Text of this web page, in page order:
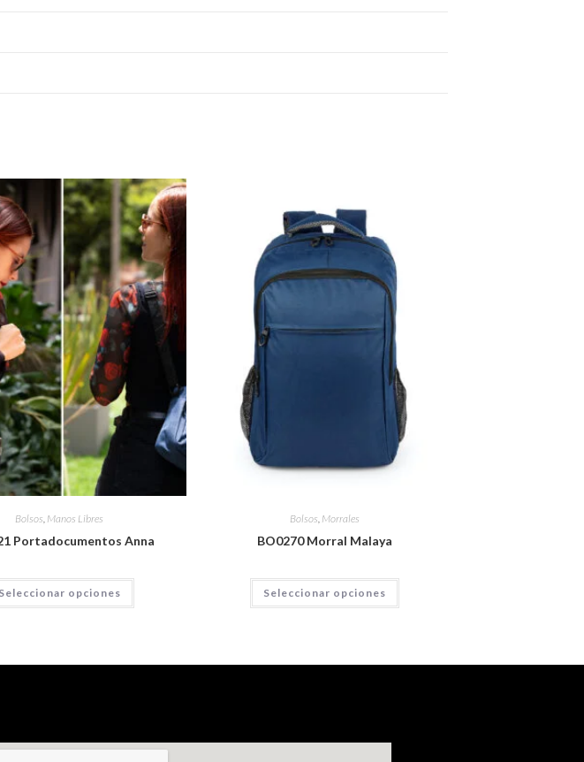
Bolsos, Manos Libres
Portadocumentos Anna
Seleccionar opciones
Bolsos, Morrales
BO0270 Morral Malaya
Seleccionar opciones